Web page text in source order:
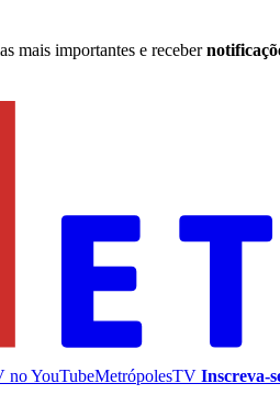
mais importantes e receber
noYouTubeMetrópolesTV Inscreva-